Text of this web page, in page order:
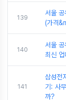
139
서울
(가격
140
서울
최신 업
141
삼성전
기: 사
까?